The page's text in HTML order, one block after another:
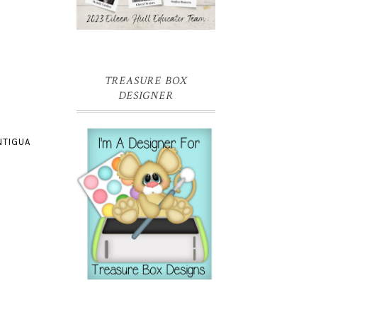
TREASURE BOX
DESIGNER